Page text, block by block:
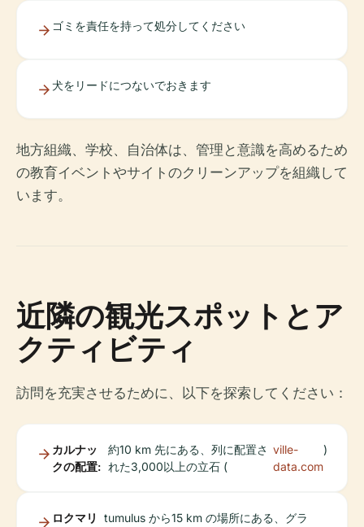
ゴミを責任を持って処分してください
犬をリードにつないでおきます
地方組織、学校、自治体は、管理と意識を高めるため
の教育イベントやサイトのクリーンアップを組織して
います。
近隣の観光スポットとア
クティビティ
訪問を充実させるために、以下を探索してください：
カルナッ
クの配置:
約10 km 先にある、列に配置さ
れた3,000以上の立石 (
ville-
data.com
)
ロクマリ
tumulus から15 km の場所にある、グラ